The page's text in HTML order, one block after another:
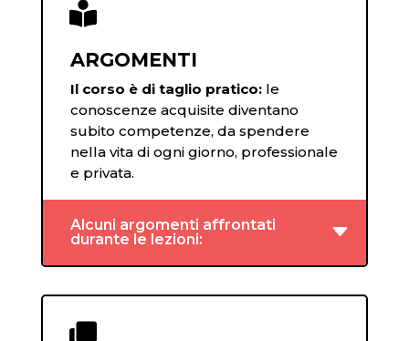

ARGOMENTI
Il corso è di taglio pratico:le
conoscenze acquisite diventano
subito competenze, da spendere
nella vita di ogni giorno, professionale
e privata.
Alcuni argomenti affrontati
durante le lezioni:
